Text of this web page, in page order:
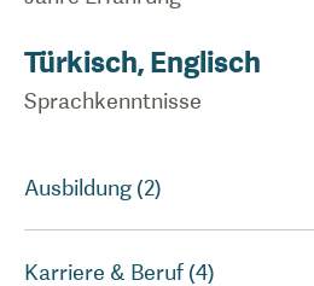
Türkisch, Englisch
Sprachkenntnisse
Ausbildung (2)
Karriere & Beruf (4)